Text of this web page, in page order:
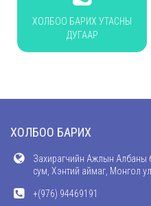
ХОЛБОО БАРИХ УТАСНЫ
ДУГААР
ХОЛБОО БАРИХ
Захирагчийн Ажлын Албаны
сум, Хэнтий аймаг, Монгол
+(976) 94469191